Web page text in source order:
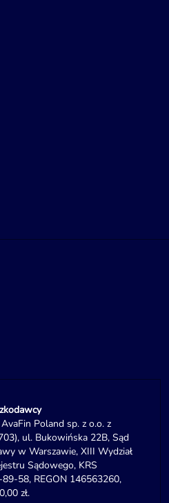
Poland sp. z o.o. z
ul. Bukowińska 22B, Sąd
w Warszawie, XIII Wydział
Sądowego, KRS
58, REGON 146563260,
zł.